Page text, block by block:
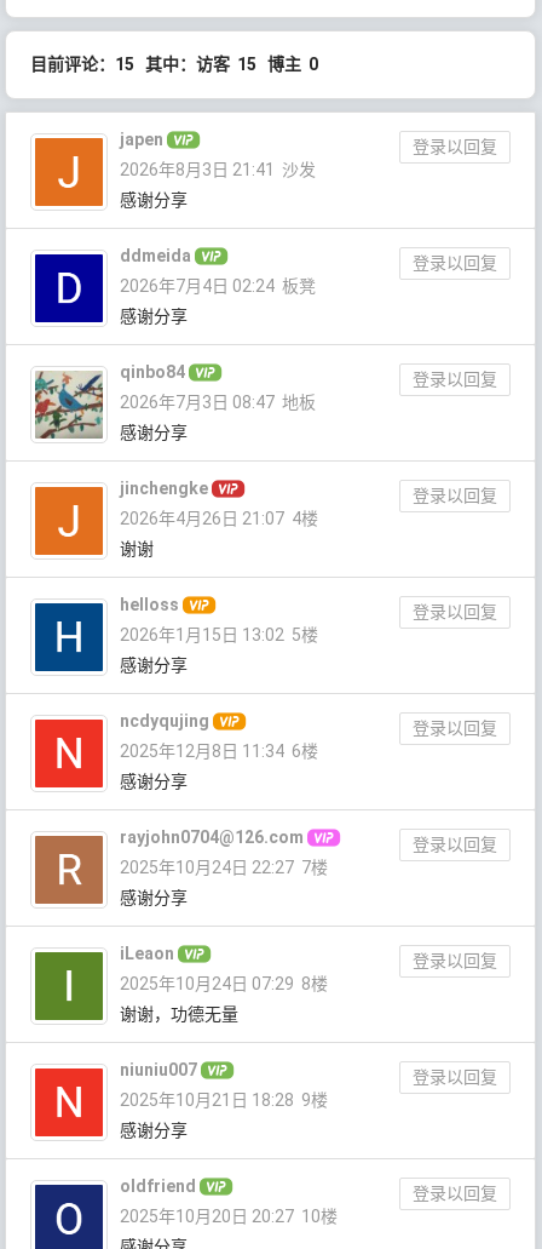
目前评论：15 其中：访客 15 博主 0
japen
登录以回复
2026年8月3日 21:41
沙发
感谢分享
ddmeida
登录以回复
2026年7月4日 02:24 板凳
感谢分享
qinbo84
登录以回复
2026年7月3日 08:47 地板
感谢分享
jinchengke
登录以回复
2026年4月26日 21:07 4楼
谢谢
helloss
登录以回复
2026年1月15日 13:02 5楼
感谢分享
ncdyqujing
登录以回复
2025年12月8日 11:34 6楼
感谢分享
rayjohn0704@126.com
登录以回复
2025年10月24日 22:27 7楼
感谢分享
iLeaon
登录以回复
2025年10月24日 07:29 8楼
谢谢，功德无量
niuniu007
登录以回复
2025年10月21日 18:28 9楼
感谢分享
oldfriend
登录以回复
2025年10月20日 20:27 10楼